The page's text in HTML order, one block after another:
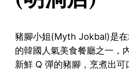
豬腳小姐(Myth Jokbal)是
的韓國人氣美食餐廳之一，
新鮮 Q 彈的豬腳，烹煮出